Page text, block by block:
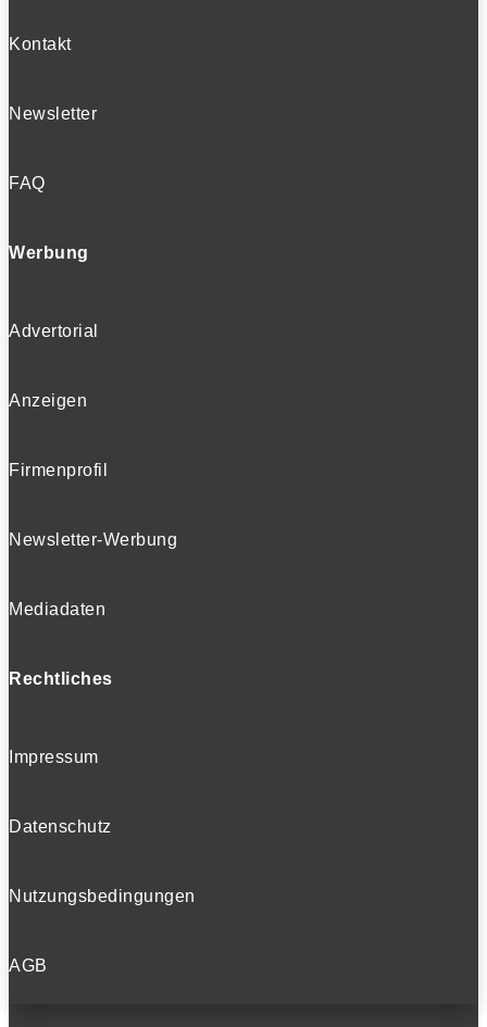
Kontakt
Newsletter
FAQ
Werbung
Advertorial
Anzeigen
Firmenprofil
Newsletter-Werbung
Mediadaten
Rechtliches
Impressum
Datenschutz
Nutzungsbedingungen
AGB